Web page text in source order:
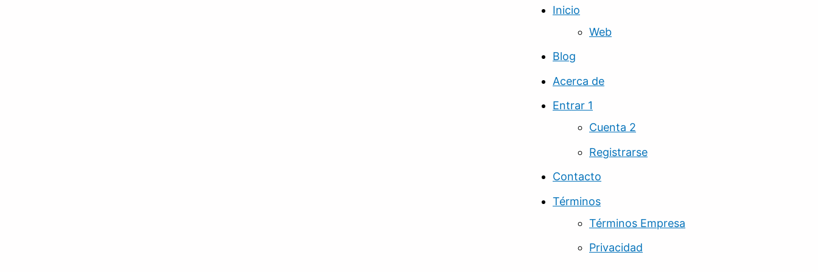
Inicio
Web
Blog
Acerca de
Entrar 1
Cuenta 2
Registrarse
Contacto
Términos
Términos Empresa
Privacidad